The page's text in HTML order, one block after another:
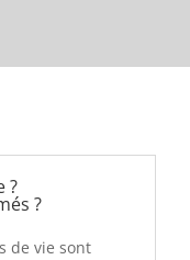
?
?
de vie sont